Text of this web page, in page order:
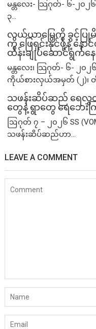
မန္တလေး- သြဂုတ်- ၆-၂၀
၃...
လယ်ယာမြေကို ခွင့်ပြုမိ
ကို ဖြေရှင်းနိုင်ဖို့နဲ့ နေ
ထိန်းချုပ်ဆောင်ရွက်နေ
မန္တလေး၊ သြဂုတ်- ၆- ၂၀၂
ကိုယ်စားလှယ်အမှတ် (၂)၊
သဖန်းဆိပ်ဆည် ရေလွှတ်
တွေနဲ့ ရွာတွေ ရေဘေး
ဩဂုတ် ၇ – ၂၀၂၆ SS
သဖန်းဆိပ်ဆည်ဟာ...
LEAVE A COMMENT